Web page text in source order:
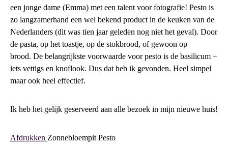
een jonge dame (Emma) met een talent voor fotografie! Pesto is
zo langzamerhand een wel bekend product in de keuken van de
Nederlanders (dit was tien jaar geleden nog niet het geval). Door
de pasta, op het toastje, op de stokbrood, of gewoon op
brood. De belangrijkste voorwaarde voor pesto is de basilicum +
iets vettigs en knoflook. Dus dat heb ik gevonden. Heel simpel
maar ook heel effectief.
Ik heb het gelijk geserveerd aan alle bezoek in mijn nieuwe huis!
Afdrukken Zonnebloempit Pesto